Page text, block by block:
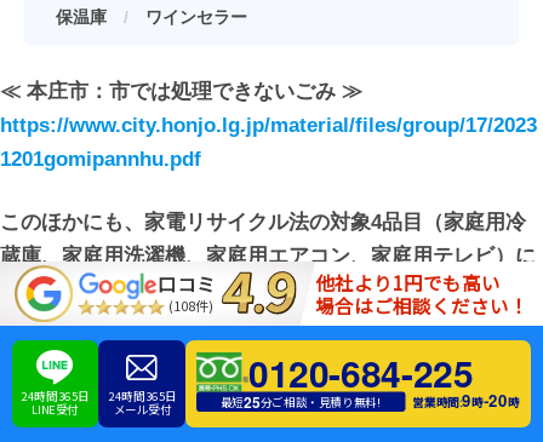
保温庫 / ワインセラー
≪ 本庄市：市では処理できないごみ ≫
https://www.city.honjo.lg.jp/material/files/group/17/2023
1201gomipannhu.pdf
このほかにも、家電リサイクル法の対象4品目（家庭用冷
蔵庫、家庭用洗濯機、家庭用エアコン、家庭用テレビ）に
ついても粗大ゴミの対象外となってしまうため、不用品回
収業者を利用するか、家電量販店などの引き取りサービス
を活用するようにしましょう。
家庭用パソコンについては『資源有効利用促進法』に則り
口コミ
(108件)
他社より1円でも高い
場合はご相談ください！
24時間365日
LINE受付
24時間365日
メール受付
0120-684-225
最短25分ご相談・見積り無料! 営業時間:9時-20時